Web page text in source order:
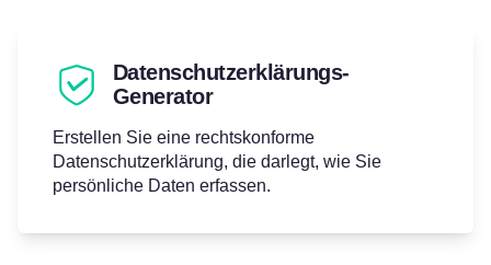
Datenschutzerklärungs-
Generator
Erstellen Sie eine rechtskonforme
Datenschutzerklärung, die darlegt, wie Sie
persönliche Daten erfassen.